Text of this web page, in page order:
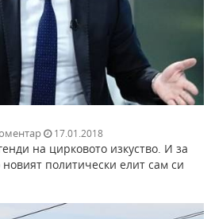
17.01.2018
на цирковото изкуство. И за
политически елит сам си